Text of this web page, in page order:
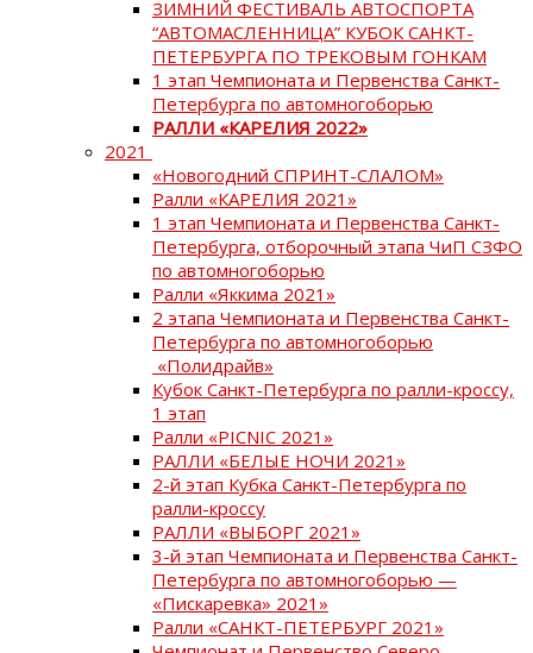
ЗИМНИЙ ФЕСТИВАЛЬ АВТОСПОРТА
“АВТОМАСЛЕННИЦА” КУБОК САНКТ-
ПЕТЕРБУРГА ПО ТРЕКОВЫМ ГОНКАМ
1 этап Чемпионата и Первенства Санкт-
Петербурга по автомногоборью
РАЛЛИ «КАРЕЛИЯ 2022»
2021
«Новогодний СПРИНТ-СЛАЛОМ»
Ралли «КАРЕЛИЯ 2021»
1 этап Чемпионата и Первенства Санкт-
Петербурга, отборочный этапа ЧиП СЗФО
по автомногоборью
Ралли «Яккима 2021»
2 этапа Чемпионата и Первенства Санкт-
Петербурга по автомногоборью
«Полидрайв»
Кубок Санкт-Петербурга по ралли-кроссу,
1 этап
Ралли «PICNIC 2021»
РАЛЛИ «БЕЛЫЕ НОЧИ 2021»
2-й этап Кубка Санкт-Петербурга по
ралли-кроссу
РАЛЛИ «ВЫБОРГ 2021»
3-й этап Чемпионата и Первенства Санкт-
Петербурга по автомногоборью —
«Пискаревка» 2021»
Ралли «САНКТ-ПЕТЕРБУРГ 2021»